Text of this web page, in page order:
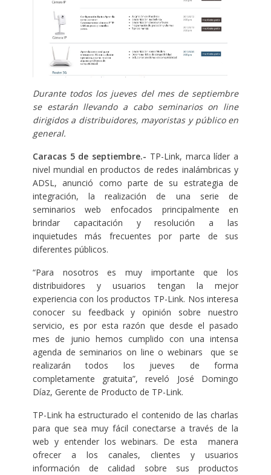
Durante todos los jueves del mes de septiembre
se estarán llevando a cabo seminarios on line
dirigidos a distribuidores, mayoristas y público en
general.
Caracas 5 de septiembre.- TP-Link, marca líder a
nivel mundial en productos de redes inalámbricas y
ADSL, anunció como parte de su estrategia de
integración, la realización de una serie de
seminarios web enfocados principalmente en
brindar capacitación y resolución a las
inquietudes más frecuentes por parte de sus
diferentes públicos.
“Para nosotros es muy importante que los
distribuidores y usuarios tengan la mejor
experiencia con los productos TP-Link. Nos interesa
conocer su feedback y opinión sobre nuestro
servicio, es por esta razón que desde el pasado
mes de junio hemos cumplido con una intensa
agenda de seminarios on line o webinars que se
realizarán todos los jueves de forma
completamente gratuita”, reveló José Domingo
Díaz, Gerente de Producto de TP-Link.
TP-Link ha estructurado el contenido de las charlas
para que sea muy fácil conectarse a través de la
web y entender los webinars. De esta manera
ofrecer a los canales, clientes y usuarios
información de calidad sobre sus productos